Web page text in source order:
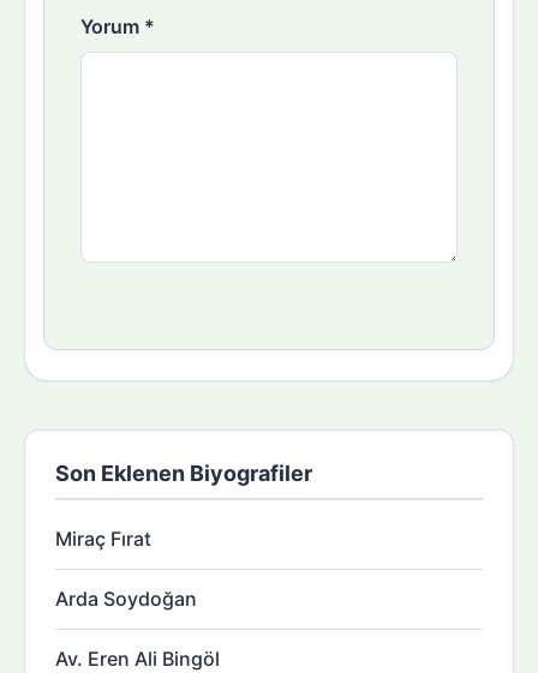
Yorum *
Son Eklenen Biyografiler
Miraç Fırat
Arda Soydoğan
Av. Eren Ali Bingöl